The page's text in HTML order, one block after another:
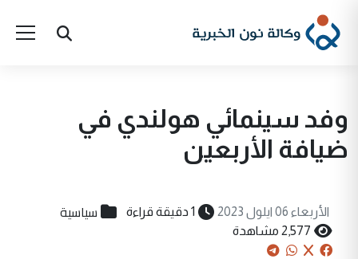
وفد سينمائي هولندي في
ضيافة الأربعين
الأربعاء 06 ايلول 2023 1 دقيقة قراءة سياسية
2,577 مشاهدة